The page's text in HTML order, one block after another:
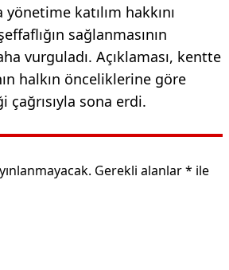
yönetime katılım hakkını
sağlanmasının
vurguladı. Açıklaması, kentte
halkın önceliklerine göre
çağrısıyla sona erdi.
Gerekli alanlar* ile